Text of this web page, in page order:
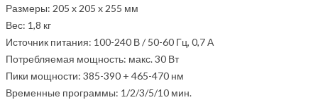
Размеры: 205 x 205 x 255 мм
Вес: 1,8 кг
Источник питания: 100-240 В / 50-60 Гц, 0,7 А
Потребляемая мощность: макс. 30 Вт
Пики мощности: 385-390 + 465-470 нм
Временные программы: 1/2/3/5/10 мин.